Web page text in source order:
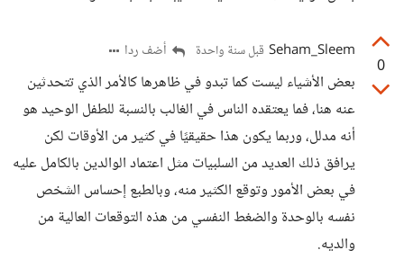
0
Seham_Sleem قبل سنة واحدة أضف ردا
بعض الأشياء ليست كما تبدو في ظاهرها كالأمر الذي تتحدثين
عنه هنا، فما يعتقده الناس في الغالب بالنسبة للطفل الوحيد هو
أنه مدلل، وربما يكون هذا حقيقيًا في كثير من الأوقات لكن
يرافق ذلك العديد من السلبيات مثل اعتماد الوالدين بالكامل عليه
في بعض الأمور وتوقع الكثير منه، وبالطبع إحساس الشخص
نفسه بالوحدة والضغط النفسي من هذه التوقعات العالية من
والديه.